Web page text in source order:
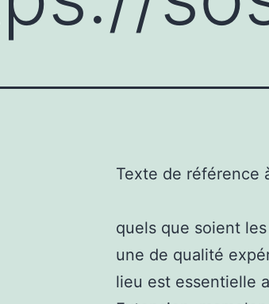
Texte de référence
quels que soient
une de qualité
lieu est essentielle